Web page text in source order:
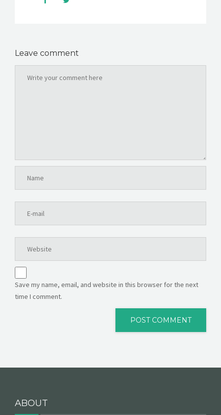
Leave comment
Save my name, email, and website in this browser for the next
time I comment.
ABOUT